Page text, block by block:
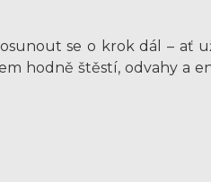
se o krok dál – ať
hodně štěstí, odvahy a